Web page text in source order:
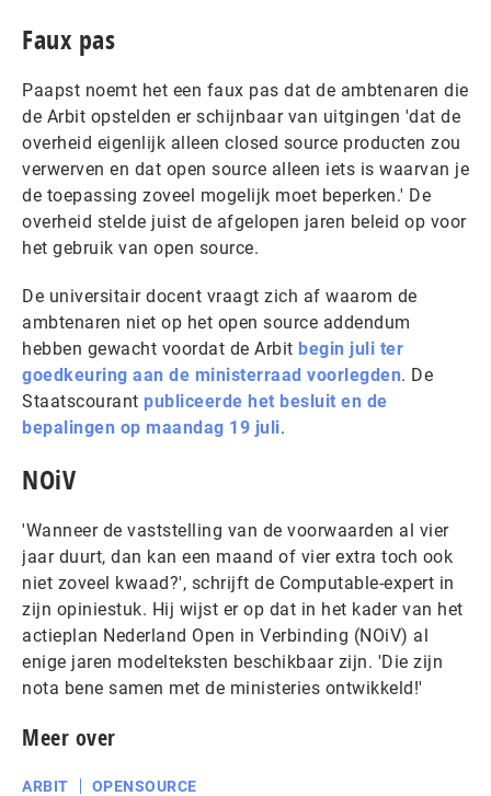
Faux pas
Paapst noemt het een faux pas dat de ambtenaren die
de Arbit opstelden er schijnbaar van uitgingen 'dat de
overheid eigenlijk alleen closed source producten zou
verwerven en dat open source alleen iets is waarvan je
de toepassing zoveel mogelijk moet beperken.' De
overheid stelde juist de afgelopen jaren beleid op voor
het gebruik van open source.
De universitair docent vraagt zich af waarom de
ambtenaren niet op het open source addendum
hebben gewacht voordat de Arbit begin juli ter
goedkeuring aan de ministerraad voorlegden. De
Staatscourant publiceerde het besluit en de
bepalingen op maandag 19 juli.
NOiV
'Wanneer de vaststelling van de voorwaarden al vier
jaar duurt, dan kan een maand of vier extra toch ook
niet zoveel kwaad?', schrijft de Computable-expert in
zijn opiniestuk. Hij wijst er op dat in het kader van het
actieplan Nederland Open in Verbinding (NOiV) al
enige jaren modelteksten beschikbaar zijn. 'Die zijn
nota bene samen met de ministeries ontwikkeld!'
Meer over
ARBIT OPENSOURCE